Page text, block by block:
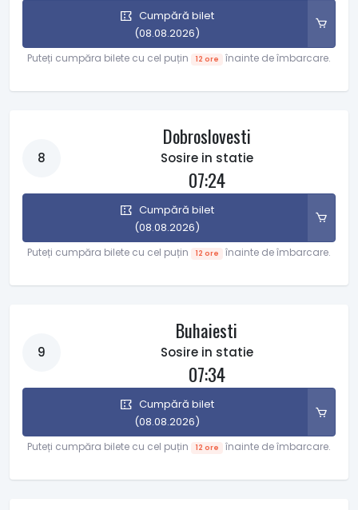
Cumpără bilet
(08.08.2026)
Puteți cumpăra bilete cu cel puțin 12 ore înainte de îmbarcare.
8
Dobroslovesti
Sosire in statie
07:24
Cumpără bilet
(08.08.2026)
Puteți cumpăra bilete cu cel puțin 12 ore înainte de îmbarcare.
9
Buhaiesti
Sosire in statie
07:34
Cumpără bilet
(08.08.2026)
Puteți cumpăra bilete cu cel puțin 12 ore înainte de îmbarcare.